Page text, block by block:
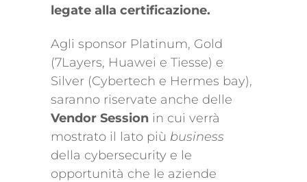
legate alla certificazione.
Agli sponsor Platinum, Gold
(7Layers, Huawei e Tiesse) e
Silver (Cybertech e Hermes bay),
saranno riservate anche delle
Vendor Session in cui verrà
mostrato il lato più business
della cybersecurity e le
opportunità che le aziende